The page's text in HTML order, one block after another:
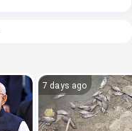
7 days ago